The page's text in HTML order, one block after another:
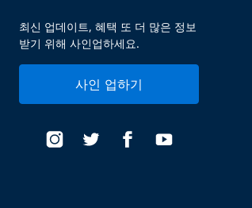
최신 업데이트, 혜택 또 더 많은 정보
받기 위해 사인업하세요.
사인 업하기